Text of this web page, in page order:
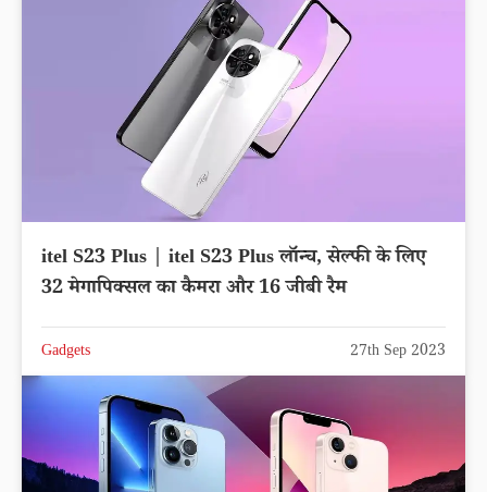
itel S23 Plus | itel S23 Plus लॉन्च, सेल्फी के लिए
32 मेगापिक्सल का कैमरा और 16 जीबी रैम
Gadgets 27th Sep 2023